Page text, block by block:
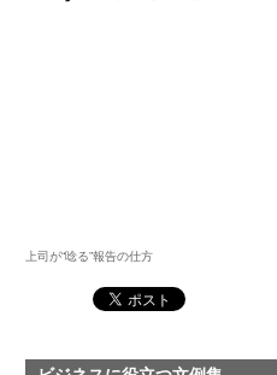
上司が“唸る”報告の仕方